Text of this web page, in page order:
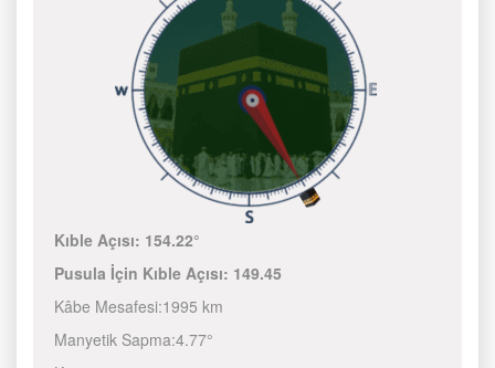
Kıble Açısı: 154.22°
Pusula İçin Kıble Açısı: 149.45
Kâbe Mesafesi:1995 km
Manyetik Sapma:4.77°